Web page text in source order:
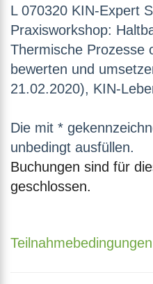
L 070320 KIN-Expert
Praxisworkshop:
Thermische Prozesse
bewerten und
21.02.2020), KIN-
Die mit *
unbedingt ausfüllen.
Buchungen sind für
geschlossen.
Teilnahmebedingungen